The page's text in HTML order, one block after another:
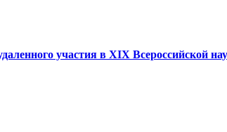
участия в XIX Всероссийской